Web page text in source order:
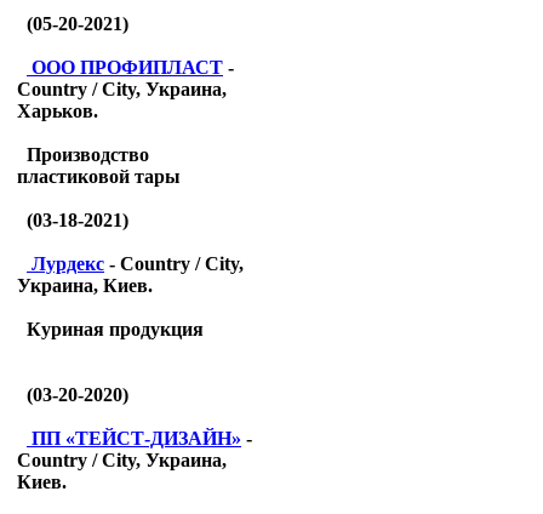
(05-20-2021)
ООО ПРОФИПЛАСТ -
Country / City, Украина,
Харьков.
Производство
пластиковой тары
(03-18-2021)
Лурдекс - Country / City,
Украина, Киев.
Куриная продукция
(03-20-2020)
ПП «ТЕЙСТ-ДИЗАЙН» -
Country / City, Украина,
Киев.